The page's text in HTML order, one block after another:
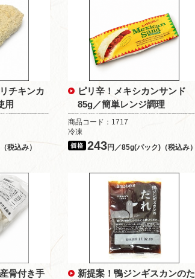
チキンカ
用
税込み）
ピリ辛！メキシカンサンド
85g／簡単レンジ調理
商品コード：1717
冷凍
243円／85g(パック)（税込み）
骨付き手
新提案！鴨ジンギスカンのた